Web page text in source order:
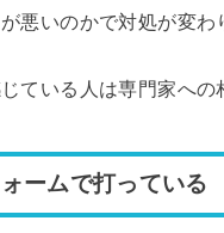
悪いのかで対処が変わ
ている人は専門家への
ームで打っている